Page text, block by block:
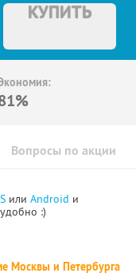
КУПИТЬ
Вопросы по акции
или Android и
:)
Москвы и Петербурга